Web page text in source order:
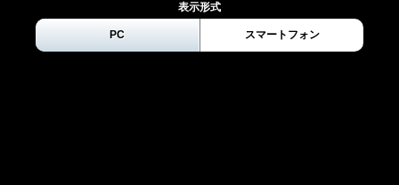
表示形式
PC スマートフォン